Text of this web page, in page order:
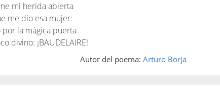
mi herida abierta
me dio esa mujer:
la mágica puerta
divino: ¡BAUDELAIRE!
Autor del poema: Arturo Borja